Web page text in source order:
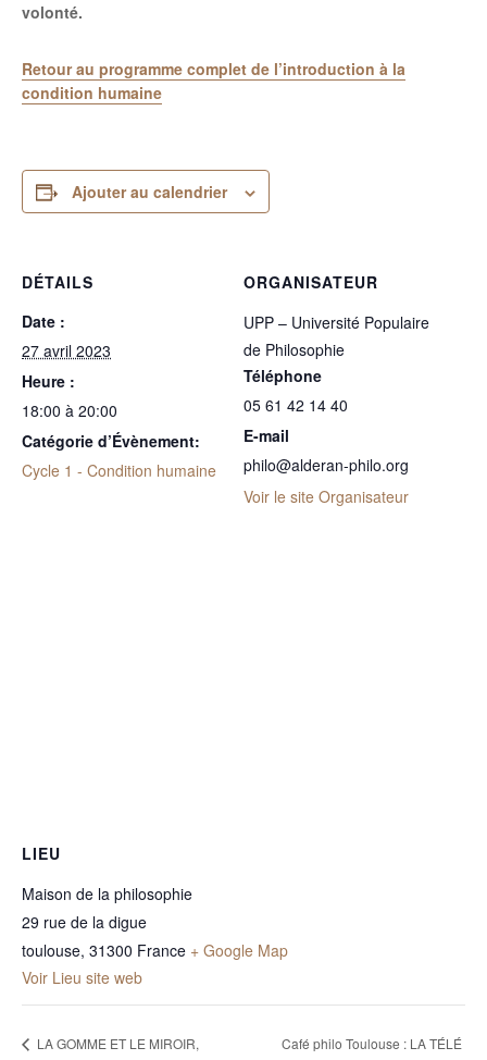
volonté.
Retour au programme complet de l’introduction à la
condition humaine
Ajouter au calendrier
DÉTAILS
Date :
27 avril 2023
Heure :
18:00 à 20:00
Catégorie d’Évènement:
Cycle 1 - Condition humaine
ORGANISATEUR
UPP – Université Populaire
de Philosophie
Téléphone
05 61 42 14 40
E-mail
philo@alderan-philo.org
Voir le site Organisateur
LIEU
Maison de la philosophie
29 rue de la digue
toulouse, 31300 France + Google Map
Voir Lieu site web
LA GOMME ET LE MIROIR,
Café philo Toulouse : LA TÉLÉ